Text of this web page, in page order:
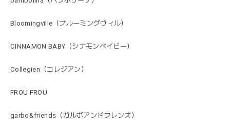
Bloomingville（ブルーミングヴィル）
CINNAMON BABY（シナモンベイビー）
Collegien（コレジアン）
FROU FROU
garbo&friends（ガルボアンドフレンズ）